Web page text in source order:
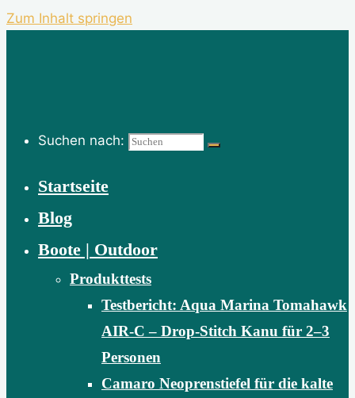
Zum Inhalt springen
Suchen nach:
Startseite
Blog
Boote | Outdoor
Produkttests
Testbericht: Aqua Marina Tomahawk
AIR-C – Drop-Stitch Kanu für 2–3
Personen
Camaro Neoprenstiefel für die kalte